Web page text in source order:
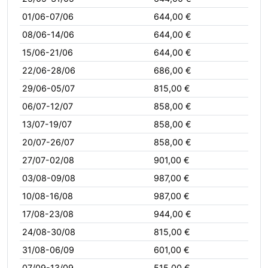
01/06-07/06
644,00 €
08/06-14/06
644,00 €
15/06-21/06
644,00 €
22/06-28/06
686,00 €
29/06-05/07
815,00 €
06/07-12/07
858,00 €
13/07-19/07
858,00 €
20/07-26/07
858,00 €
27/07-02/08
901,00 €
03/08-09/08
987,00 €
10/08-16/08
987,00 €
17/08-23/08
944,00 €
24/08-30/08
815,00 €
31/08-06/09
601,00 €